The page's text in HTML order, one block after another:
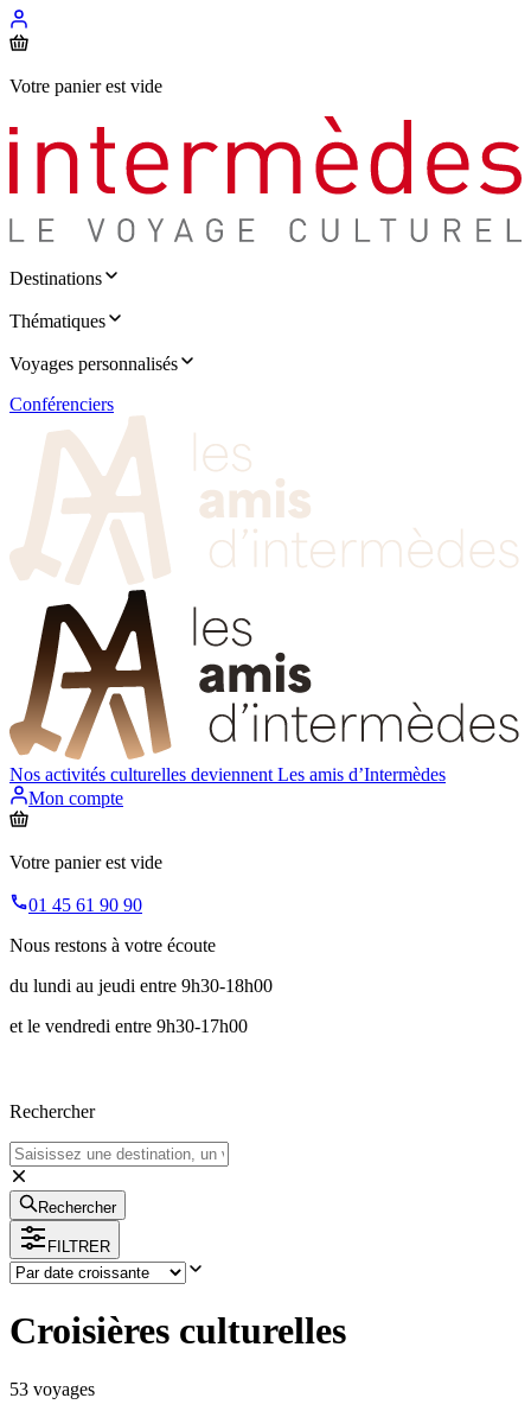
Votre panier est vide
Destinations
Thématiques
Voyages personnalisés
Conférenciers
Nos activités culturelles deviennent Les amis d’Intermèdes
Mon compte
Votre panier est vide
01 45 61 90 90
Nous restons à votre écoute
du lundi au jeudi entre 9h30-18h00
et le vendredi entre 9h30-17h00
Rechercher
Rechercher
FILTRER
Croisières culturelles
53 voyages